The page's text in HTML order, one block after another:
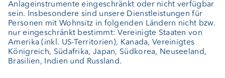
Kundenfeedback
Kontakt
Newsletter
Geschäftsbericht
Cookie-Einstellungen